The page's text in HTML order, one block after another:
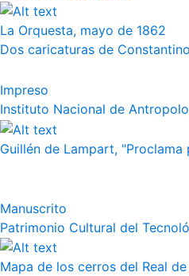
La Orquesta, mayo de 1862
Dos caricaturas de
Impreso
Instituto Nacional de
Guillén de Lampart,
Manuscrito
Patrimonio Cultural del
Mapa de los cerros del Real